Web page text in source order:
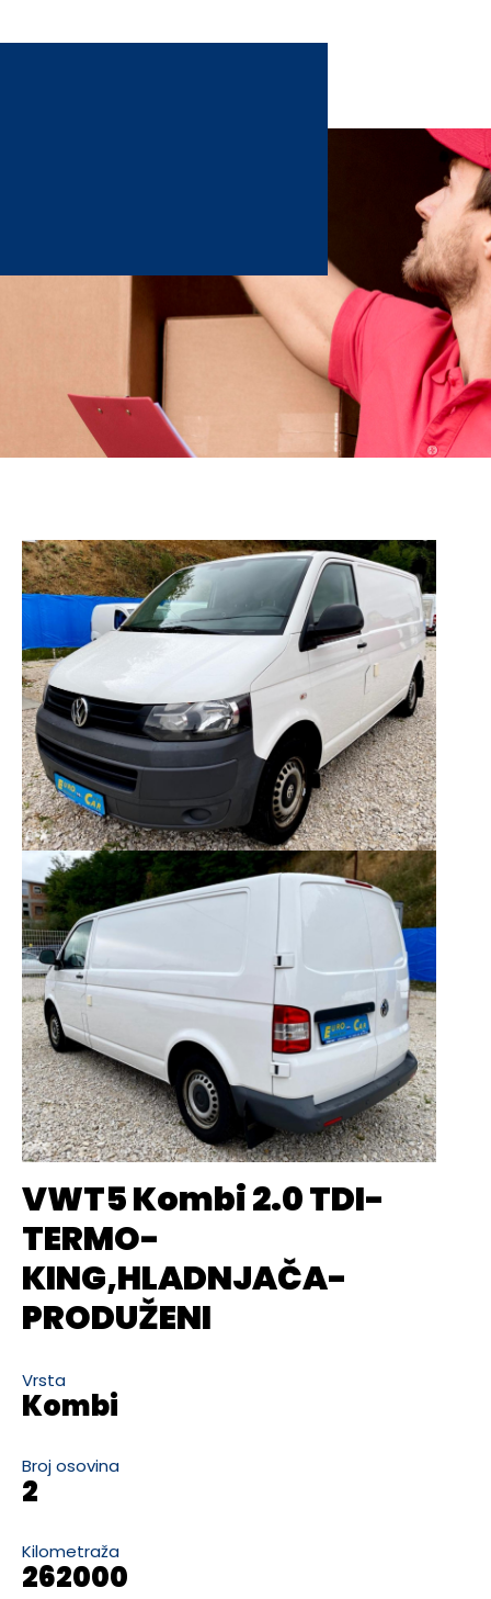
VWT5 Kombi 2.0 TDI-
TERMO-
KING,HLADNJAČA-
PRODUŽENI
Vrsta
Kombi
Broj osovina
2
Kilometraža
262000